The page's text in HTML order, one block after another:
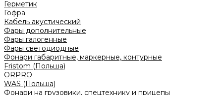
Герметик
Гофра
Кабель акустический
Фары дополнительные
Фары галогенные
Фары светодиодные
Фонари габаритные, маркерные, контурные
Fristom (Польша)
ORPRO
WAS (Польша)
Фонари на грузовики, спецтехнику и прицепы